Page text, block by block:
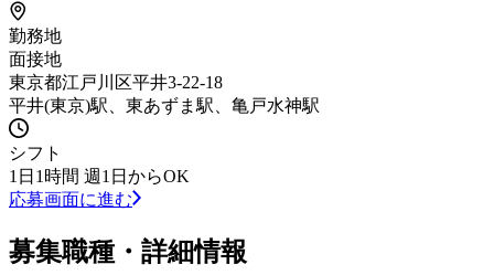
勤務地
面接地
東京都江戸川区平井3-22-18
平井(東京)駅、東あずま駅、亀戸水神駅
シフト
1日1時間 週1日からOK
応募画面に進む
募集職種・詳細情報